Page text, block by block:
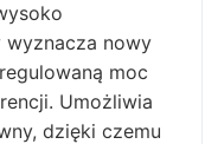
wyznacza nowy
moc
Umożliwia
dzięki czemu